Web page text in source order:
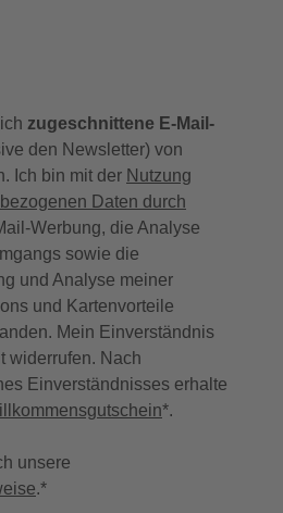
zugeschnittene E-Mail-
den Newsletter) von
Ich bin mit der Nutzung
Daten durch
Werbung, die Analyse
sowie die
und Analyse meiner
und Kartenvorteile
Mein Einverständnis
widerrufen. Nach
Einverständnisses erhalte
*.
unsere
.